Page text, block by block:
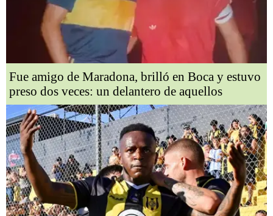
Fue amigo de Maradona, brilló en Boca y estuvo
preso dos veces: un delantero de aquellos